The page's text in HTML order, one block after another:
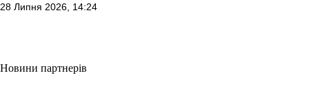
28 Липня 2026, 14:24
Новини партнерів